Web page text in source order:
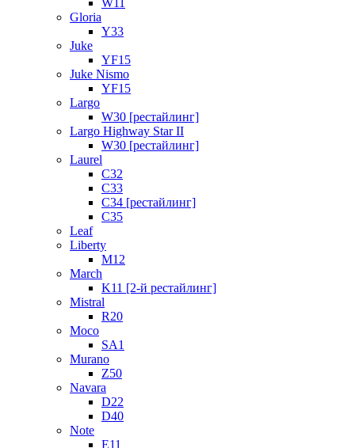
W11
Gloria
Y33
Juke
YF15
Juke Nismo
YF15
Largo
W30 [рестайлинг]
Largo Highway Star II
W30 [рестайлинг]
Laurel
C32
C33
C34 [рестайлинг]
C35
Leaf
Liberty
M12
March
K11 [2-й рестайлинг]
Mistral
R20
Moco
SA1
Murano
Z50
Navara
D22
D40
Note
E11